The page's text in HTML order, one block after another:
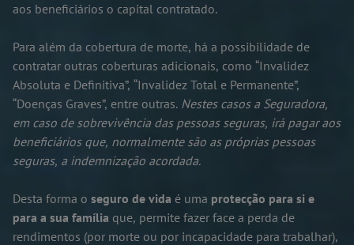
aos beneficiários o capital contratado.
Para além da cobertura de morte, há a possibilidade de
contratar outras coberturas adicionais, como “Invalidez
Absoluta e Definitiva”, “Invalidez Total e Permanente”,
“Doenças Graves”, entre outras. Nestes casos a Seguradora,
em caso de sobrevivência das pessoas seguras, irá pagar aos
beneficiários que, normalmente são as próprias pessoas
seguras, a indemnização acordada.
Desta forma o seguro de vida é uma protecção para si e
para a sua família que, permite fazer face a perda de
rendimentos (por morte ou por incapacidade para trabalhar),